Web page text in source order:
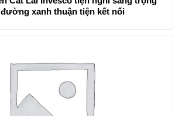
xanh thuận tiện kết nối